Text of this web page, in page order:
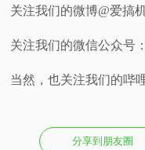
关注我们的微博@爱搞
关注我们的微信公众号
当然，也关注我们的哔
分享到朋友圈